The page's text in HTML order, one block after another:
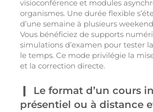
visioconférence et modules
organismes. Une durée flexible
d’une semaine à plusieurs
Vous bénéficiez de supports
simulations d’examen pour tester
le temps. Ce mode privilégie la
et la correction directe.
Le format d’un cours
présentiel ou à distance